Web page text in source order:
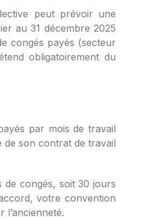
peut prévoir une
au 31 décembre 2025
congés payés (secteur
obligatoirement du
par mois de travail
de son contrat de travail
de congés, soit 30 jours
votre convention